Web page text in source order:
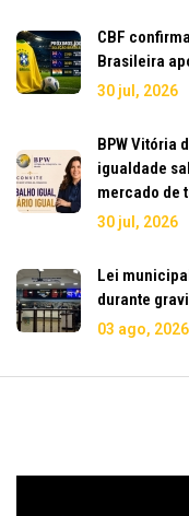
CBF
Brasileira
30 jul, 2026
BPW Vitória
igualdade
mercado de
30 jul, 2026
Lei
durante
03 ago, 2026